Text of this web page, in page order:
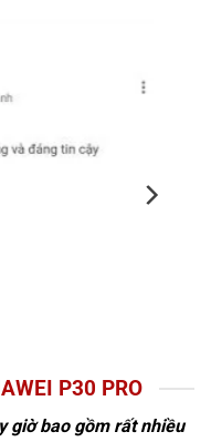
P30 PRO
giờ bao gồm rất nhiều